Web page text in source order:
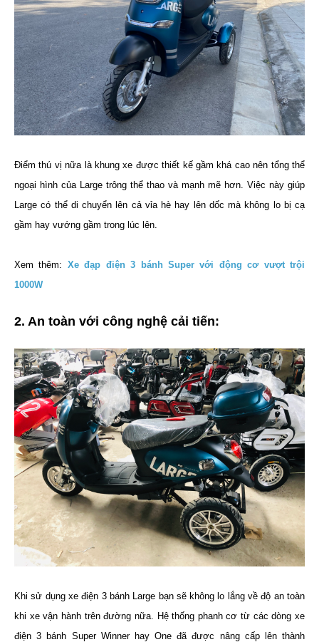
Điểm thú vị nữa là khung xe được thiết kế gầm khá cao nên tổng thể
ngoại hình của Large trông thể thao và mạnh mẽ hơn. Việc này giúp
Large có thể di chuyển lên cả vỉa hè hay lên dốc mà không lo bị cạ
gầm hay vướng gầm trong lúc lên.
Xem thêm: Xe đạp điện 3 bánh Super với động cơ vượt trội
1000W
2. An toàn với công nghệ cải tiến:
Khi sử dụng xe điện 3 bánh Large bạn sẽ không lo lắng về độ an toàn
khi xe vận hành trên đường nữa. Hệ thống phanh cơ từ các dòng xe
điện 3 bánh Super Winner hay One đã được nâng cấp lên thành